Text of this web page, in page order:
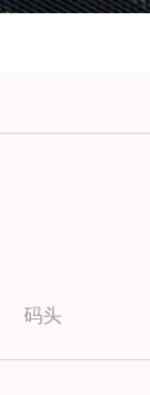
码头